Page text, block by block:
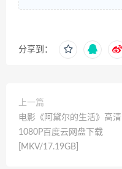
分享到：
上一篇
电影《阿黛尔的生活》高清
1080P百度云网盘下载
[MKV/17.19GB]